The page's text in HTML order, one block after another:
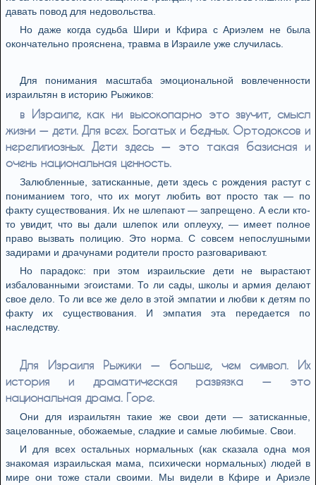
давать повод для недовольства.
Но даже когда судьба Шири и Кфира с Ариэлем не была
окончательно прояснена, травма в Израиле уже случилась.
Для понимания масштаба эмоциональной вовлеченности
израильтян в историю Рыжиков:
в Израиле, как ни высокопарно это звучит, смысл
жизни — дети. Для всех. Богатых и бедных. Ортодоксов и
нерелигиозных. Дети здесь — это такая базисная и
очень национальная ценность.
Залюбленные, затисканные, дети здесь с рождения растут с
пониманием того, что их могут любить вот просто так — по
факту существования. Их не шлепают — запрещено. А если кто-
то увидит, что вы дали шлепок или оплеуху, — имеет полное
право вызвать полицию. Это норма. С совсем непослушными
задирами и драчунами родители просто разговаривают.
Но парадокс: при этом израильские дети не вырастают
избалованными эгоистами. То ли сады, школы и армия делают
свое дело. То ли все же дело в этой эмпатии и любви к детям по
факту их существования. И эмпатия эта передается по
наследству.
Для Израиля Рыжики — больше, чем символ. Их
история и драматическая развязка — это
национальная драма. Горе.
Они для израильтян такие же свои дети — затисканные,
зацелованные, обожаемые, сладкие и самые любимые. Свои.
И для всех остальных нормальных (как сказала одна моя
знакомая израильская мама, психически нормальных) людей в
мире они тоже стали своими. Мы видели в Кфире и Ариэле